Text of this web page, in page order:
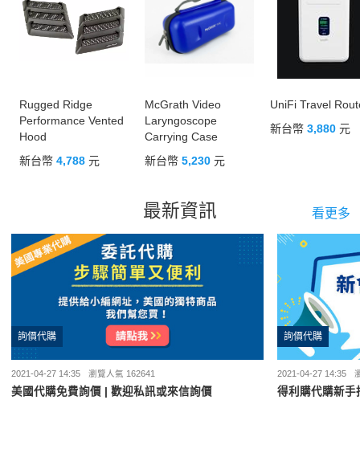
Rugged Ridge
Performance Vented
Hood
新台幣4,788 元
McGrath Video
Laryngoscope
Carrying Case
新台幣5,230 元
UniFi Travel
新台幣 3,880元
最新資訊 看更多
詢價代購
美國代購免費詢價 | 歡迎私訊或來信詢價
2021-04-27 14:35 瀏覽人氣 162641
詢價代購
得利購代購新手
2021-04-27 14:35